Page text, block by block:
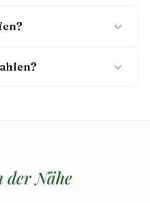
der Nähe